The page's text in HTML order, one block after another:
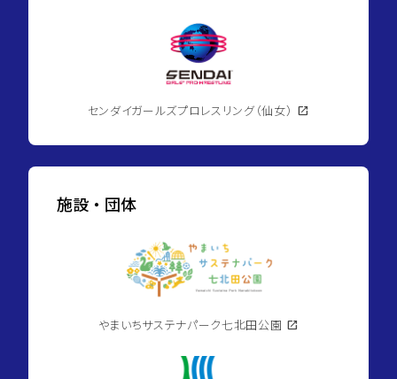
センダイガールズプロレスリング（仙女） open_in_new
施設・団体
やまいちサステナパーク七北田公園 open_in_new